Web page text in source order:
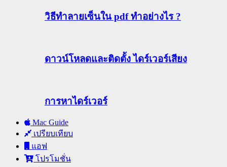
วิธีทําลายเซ็นใน pdf ทำอย่างไร ?
ดาวน์โหลดและติดตั้ง ไดร์เวอร์เสียง
การหาไดร์เวอร์
Mac Guide
เปรียบเทียบ
แอฟ
โปรโมชั่น